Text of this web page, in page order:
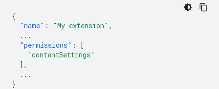
{
"name" : "My extension" ,
...
"permissions" :
[
"contentSettings"
],
...
}